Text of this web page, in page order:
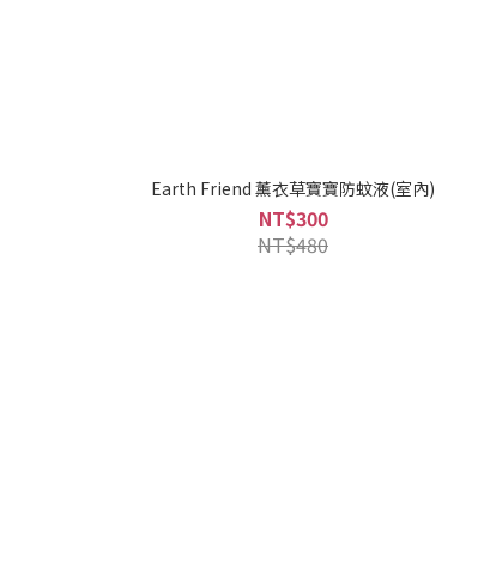
Earth Friend 薰衣草寶寶防蚊液(室內)
NT$300
NT$480